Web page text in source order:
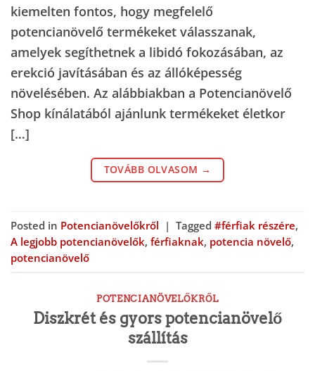
kiemelten fontos, hogy megfelelő
potencianövelő termékeket válasszanak,
amelyek segíthetnek a libidó fokozásában, az
erekció javításában és az állóképesség
növelésében. Az alábbiakban a Potencianövelő
Shop kínálatából ajánlunk termékeket életkor
[…]
TOVÁBB OLVASOM →
Posted in Potencianövelőkről | Tagged #férfiak részére,
A legjobb potencianövelők, férfiaknak, potencia növelő,
potencianövelő
POTENCIANÖVELŐKRŐL
Diszkrét és gyors potencianövelő
szállítás